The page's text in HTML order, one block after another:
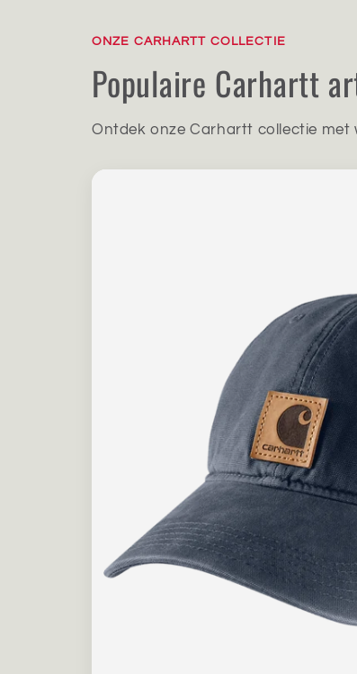
ONZE CARHARTT COLLECTIE
Populaire Carhartt
Ontdek onze Carhartt collectie met